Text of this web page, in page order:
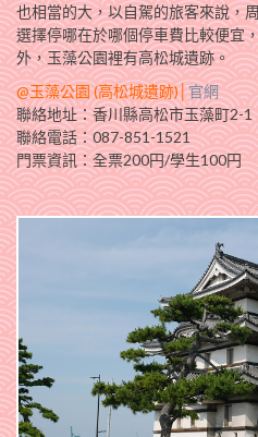
也相當的大，以自駕的旅客來說，
選擇停哪在於哪個停車費比較便宜
外，玉藻公園裡有高松城遺跡。
@玉藻公園 (高松城遺跡)│官網
聯絡地址：香川縣高松市玉藻町2-1
聯絡電話：087-851-1521
門票資訊：全票200円/學生100円